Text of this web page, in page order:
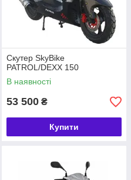
об'ємом 125-150
поїздок по місту і
відмінно зібрані, готові
привабливий дизайн і хлопці,
магазині оптимальну
на сайті або
від менеджера NikMoto.
Скутер SkyBike
PATROL/DEXX 150
В наявності
53 500 ₴
Купити